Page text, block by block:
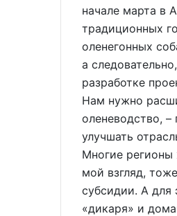
начале марта в
традиционных
оленегонных
а
разработке
Нам нужно
оленеводство,
улучшать
Многие регионы
мой взгляд,
субсидии. А для
«дикаря» и